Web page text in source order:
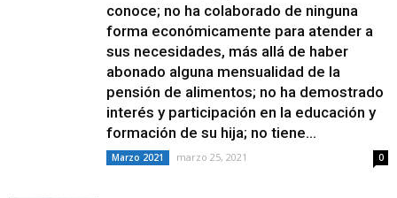
conoce; no ha colaborado de ninguna
forma económicamente para atender a
sus necesidades, más allá de haber
abonado alguna mensualidad de la
pensión de alimentos; no ha demostrado
interés y participación en la educación y
formación de su hija; no tiene...
Marzo 2021 marzo 25, 2021 0